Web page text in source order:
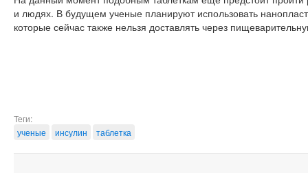
и людях. В будущем ученые планируют использовать
которые сейчас также нельзя доставлять через
Теги:
ученые
инсулин таблетка